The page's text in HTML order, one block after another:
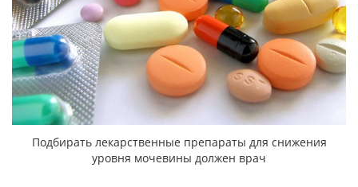
Подбирать лекарственные препараты для снижения
уровня мочевины должен врач